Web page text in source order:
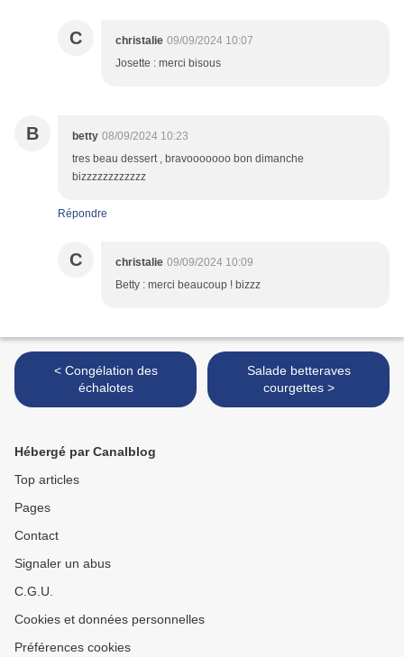
C christalie 09/09/2024 10:07
Josette : merci bisous
B betty 08/09/2024 10:23
tres beau dessert , bravooooooo bon dimanche
bizzzzzzzzzzzz
Répondre
C christalie 09/09/2024 10:09
Betty : merci beaucoup ! bizzz
< Congélation des
échalotes
Salade betteraves
courgettes >
Hébergé par Canalblog
Top articles
Pages
Contact
Signaler un abus
C.G.U.
Cookies et données personnelles
Préférences cookies